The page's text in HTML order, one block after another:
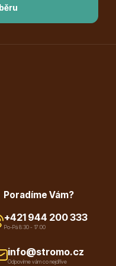
Poradíme Vám?
+421 944 200 333
Po-Pá 8:30 - 17:00
info@stromo.cz
Odpovíme vám co nejdříve